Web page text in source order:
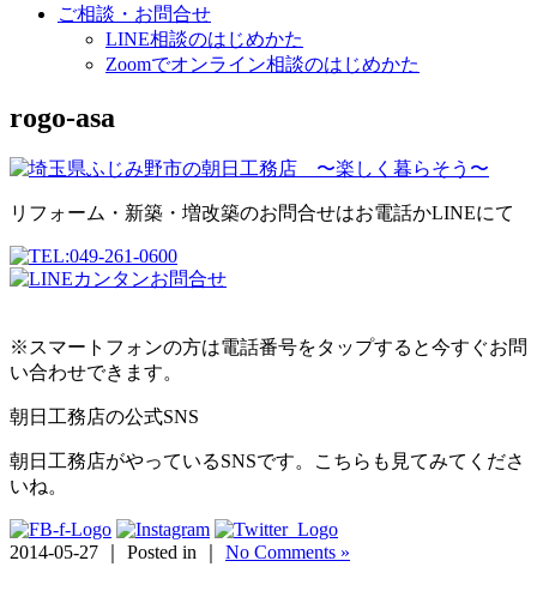
ご相談・お問合せ
LINE相談のはじめかた
Zoomでオンライン相談のはじめかた
rogo-asa
リフォーム・新築・増改築のお問合せはお電話かLINEにて
※スマートフォンの方は電話番号をタップすると今すぐお問
い合わせできます。
朝日工務店の公式SNS
朝日工務店がやっているSNSです。こちらも見てみてくださ
いね。
2014-05-27 ｜ Posted in ｜ No Comments »